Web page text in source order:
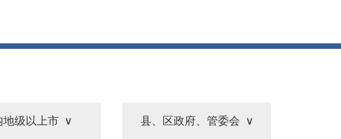
地级以上市 县、区政府、管委会